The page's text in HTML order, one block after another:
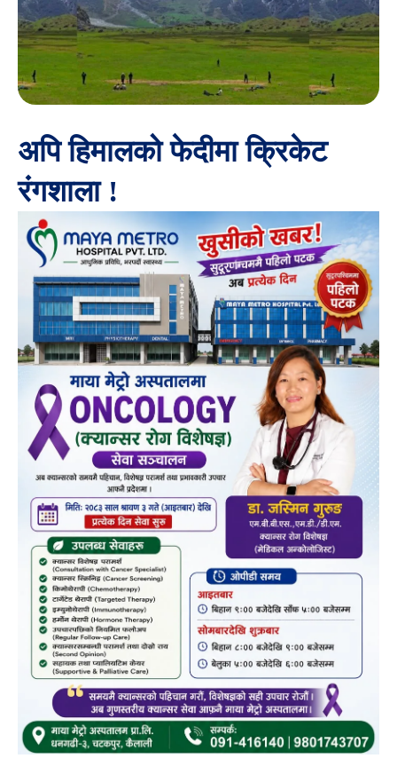
अपि हिमालको फेदीमा क्रिकेट
रंगशाला !